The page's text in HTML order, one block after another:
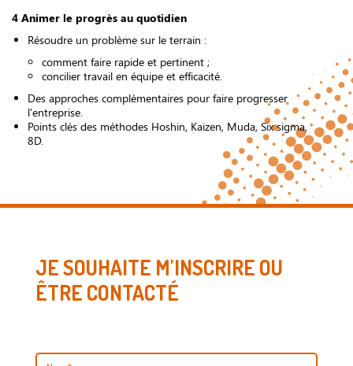
4 Animer le progrès au quotidien
Résoudre un problème sur le terrain :
comment faire rapide et pertinent ;
concilier travail en équipe et efficacité.
Des approches complémentaires pour faire progresser
l'entreprise.
Points clés des méthodes Hoshin, Kaizen, Muda, Six sigma,
8D.
JE SOUHAITE M'INSCRIRE OU
ÊTRE CONTACTÉ